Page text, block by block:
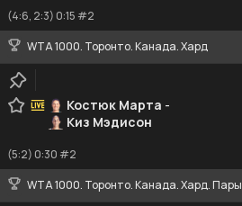
(4:6, 2:3) 0:15 #2
WTA 1000. Торонто. Канада. Хард
Костюк Марта -
Киз Мэдисон
(5:2) 0:30 #2
WTA 1000. Торонто. Канада. Хард. Пары